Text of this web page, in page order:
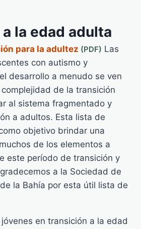
la edad adulta
para la adultez
Las
con autismo y
desarrollo a menudo se ven
de la transición
al sistema fragmentado y
a adultos. Esta lista de
objetivo brindar una
de los elementos a
este período de transición y
a la Sociedad de
la Bahía por esta útil lista de
en transición a la edad